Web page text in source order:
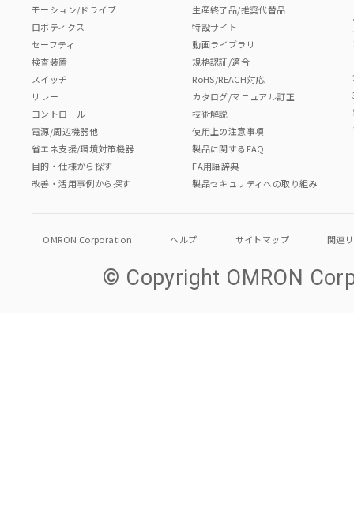
モーション/ドライブ
ロボティクス
セーフティ
検査装置
スイッチ
リレー
コントロール
電源/周辺機器他
省エネ支援/環境対策機器
目的・仕様から探す
改善・活用事例から探す
生産終了品/推奨代替品
特設サイト
動画ライブラリ
規格認証/適合
RoHS/REACH対応
カタログ/マニュアル訂正
技術解説
使用上の注意事項
製品に関するFAQ
FA用語辞典
製品セキュリティへの取り組み
OMRON Corporation ヘルプ サイトマップ 関連
© Copyright OMRON